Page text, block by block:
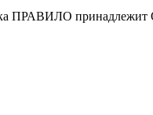
ПРАВИЛО